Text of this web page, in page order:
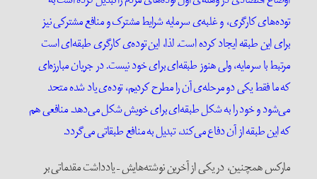
توده‌‌های کارگری، و غلبه‌ی سرمایه شرایط مشترک و منافع مشترکی نیز
برای این طبقه ایجاد کرده است. لذا، این توده‌ی کارگری طبقه‌ای است
مرتبط با سرمایه، ولی هنوز طبقه‌ای برای خود نیست. در جریان مبارزه‌ای
که ما فقط یکی دو مرحله‌ی آن را مطرح کردیم، توده‌ی یاد شده متحد
می‌شود و خود را به شکل طبقه‌ای برای خویش شکل می‌دهد. منافعی هم
که این طبقه از آن دفاع می‌کند، تبدیل به منافع طبقاتی می‌گردد.
مارکس همچنین، در یکی از آخرین نوشته‌هایش – یادداشت مقدماتی بر